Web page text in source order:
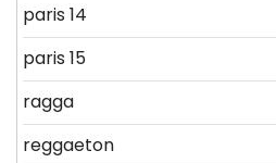
paris 14
paris 15
ragga
reggaeton